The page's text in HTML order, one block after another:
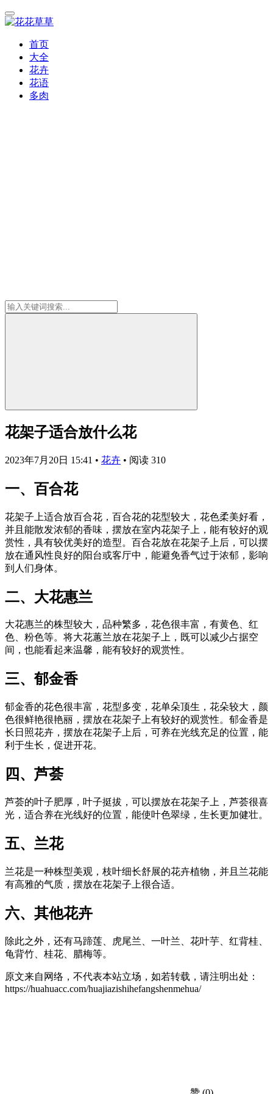
首页
大全
花卉
花语
多肉
花架子适合放什么花
2023年7月20日 15:41 • 花卉 • 阅读 310
一、百合花
花架子上适合放百合花，百合花的花型较大，花色柔美好看，
并且能散发浓郁的香味，摆放在室内花架子上，能有较好的观
赏性，具有较优美好的造型。百合花放在花架子上后，可以摆
放在通风性良好的阳台或客厅中，能避免香气过于浓郁，影响
到人们身体。
二、大花惠兰
大花惠兰的株型较大，品种繁多，花色很丰富，有黄色、红
色、粉色等。将大花蕙兰放在花架子上，既可以减少占据空
间，也能看起来温馨，能有较好的观赏性。
三、郁金香
郁金香的花色很丰富，花型多变，花单朵顶生，花朵较大，颜
色很鲜艳很艳丽，摆放在花架子上有较好的观赏性。郁金香是
长日照花卉，摆放在花架子上后，可养在光线充足的位置，能
利于生长，促进开花。
四、芦荟
芦荟的叶子肥厚，叶子挺拔，可以摆放在花架子上，芦荟很喜
光，适合养在光线好的位置，能使叶色翠绿，生长更加健壮。
五、兰花
兰花是一种株型美观，枝叶细长舒展的花卉植物，并且兰花能
有高雅的气质，摆放在花架子上很合适。
六、其他花卉
除此之外，还有马蹄莲、虎尾兰、一叶兰、花叶芋、红背桂、
龟背竹、桂花、腊梅等。
原文来自网络，不代表本站立场，如若转载，请注明出处：
https://huahuacc.com/huajiazishihefangshenmehua/